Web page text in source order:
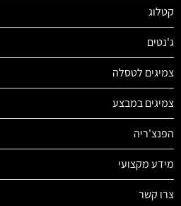
קטלוג
ג'נטים
צמיגים לטסלה
צמיגים במבצע
הפנצ'ריה
מידע מקצועי
צרו קשר